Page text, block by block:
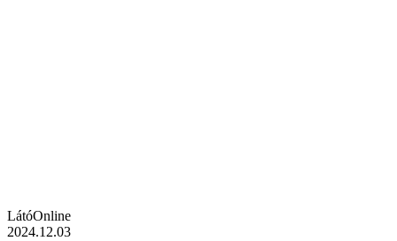
LátóOnline
2024.12.03